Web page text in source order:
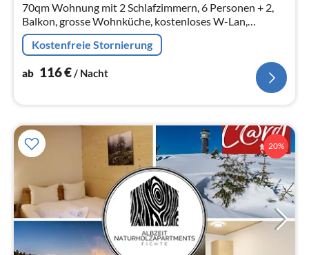
70qm Wohnung mit 2 Schlafzimmern, 6 Personen + 2,
Balkon, grosse Wohnküche, kostenloses W-Lan,
Geschirrspüler, Waschmaschine, Sat-TV, Mini-
Stereoanlage, Du/WC, Babybett, Kinderau...
Kostenfreie Stornierung
ab 116€/ Nacht
20%